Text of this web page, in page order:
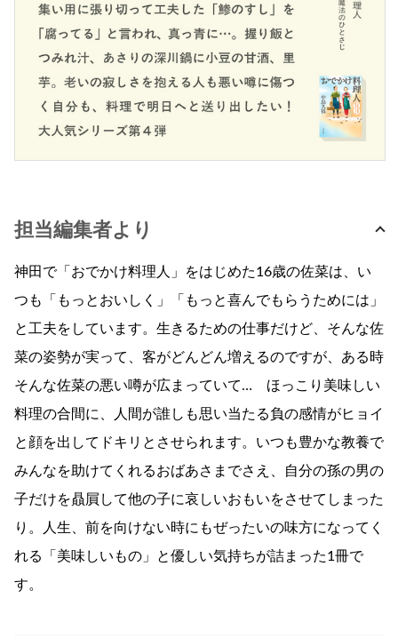
担当編集者より
神田で「おでかけ料理人」をはじめた16歳の佐菜は、い
つも「もっとおいしく」「もっと喜んでもらうためには」
と工夫をしています。生きるための仕事だけど、そんな佐
菜の姿勢が実って、客がどんどん増えるのですが、ある時
そんな佐菜の悪い噂が広まっていて… ほっこり美味しい
料理の合間に、人間が誰しも思い当たる負の感情がヒョイ
と顔を出してドキリとさせられます。いつも豊かな教養で
みんなを助けてくれるおばあさまでさえ、自分の孫の男の
子だけを贔屓して他の子に哀しいおもいをさせてしまった
り。人生、前を向けない時にもぜったいの味方になってく
れる「美味しいもの」と優しい気持ちが詰まった1冊で
す。